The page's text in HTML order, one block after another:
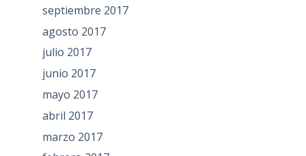
septiembre 2017
agosto 2017
julio 2017
junio 2017
mayo 2017
abril 2017
marzo 2017